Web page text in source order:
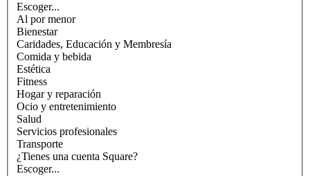
Escoger...
Al por menor
Bienestar
Caridades, Educación y Membresía
Comida y bebida
Estética
Fitness
Hogar y reparación
Ocio y entretenimiento
Salud
Servicios profesionales
Transporte
¿Tienes una cuenta Square?
Escoger...